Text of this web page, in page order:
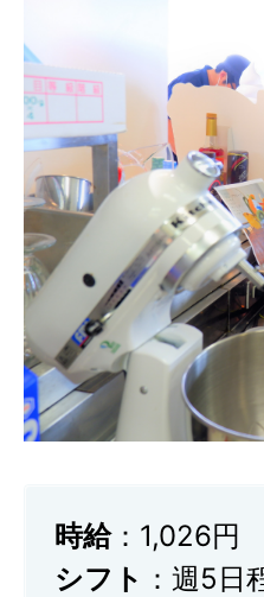
時給：1,026円
シフト ：週5日